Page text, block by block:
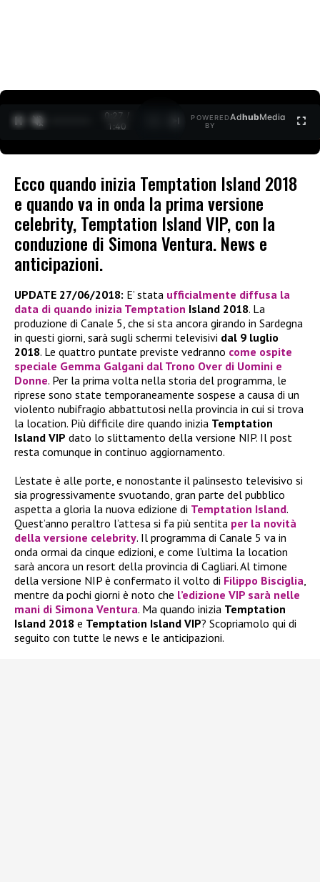
0:27 /
1:40
POWERED
BY
AdhubMedia
Ecco quando inizia Temptation Island 2018
e quando va in onda la prima versione
celebrity, Temptation Island VIP, con la
conduzione di Simona Ventura. News e
anticipazioni.
UPDATE 27/06/2018: E’ stata ufficialmente diffusa la
data di quando inizia Temptation Island 2018. La
produzione di Canale 5, che si sta ancora girando in Sardegna
in questi giorni, sarà sugli schermi televisivi dal 9 luglio
2018. Le quattro puntate previste vedranno come ospite
speciale Gemma Galgani dal Trono Over di Uomini e
Donne. Per la prima volta nella storia del programma, le
riprese sono state temporaneamente sospese a causa di un
violento nubifragio abbattutosi nella provincia in cui si trova
la location. Più difficile dire quando inizia Temptation
Island VIP dato lo slittamento della versione NIP. Il post
resta comunque in continuo aggiornamento.
L’estate è alle porte, e nonostante il palinsesto televisivo si
sia progressivamente svuotando, gran parte del pubblico
aspetta a gloria la nuova edizione di Temptation Island.
Quest’anno peraltro l’attesa si fa più sentita per la novità
della versione celebrity. Il programma di Canale 5 va in
onda ormai da cinque edizioni, e come l’ultima la location
sarà ancora un resort della provincia di Cagliari. Al timone
della versione NIP è confermato il volto di Filippo Bisciglia,
mentre da pochi giorni è noto che l’edizione VIP sarà nelle
mani di Simona Ventura. Ma quando inizia Temptation
Island 2018 e Temptation Island VIP? Scopriamolo qui di
seguito con tutte le news e le anticipazioni.